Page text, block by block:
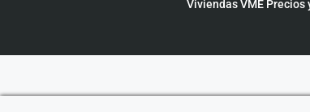
Viviendas VME Precios